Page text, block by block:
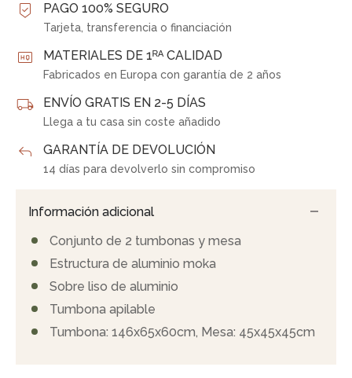
PAGO 100% SEGURO
Tarjeta, transferencia o financiación
MATERIALES DE 1ᴿᴬ CALIDAD
Fabricados en Europa con garantía de 2 años
ENVÍO GRATIS EN 2-5 DÍAS
Llega a tu casa sin coste añadido
GARANTÍA DE DEVOLUCIÓN
14 días para devolverlo sin compromiso
Información adicional
Conjunto de 2 tumbonas y mesa
Estructura de aluminio moka
Sobre liso de aluminio
Tumbona apilable
Tumbona: 146x65x60cm, Mesa: 45x45x45cm